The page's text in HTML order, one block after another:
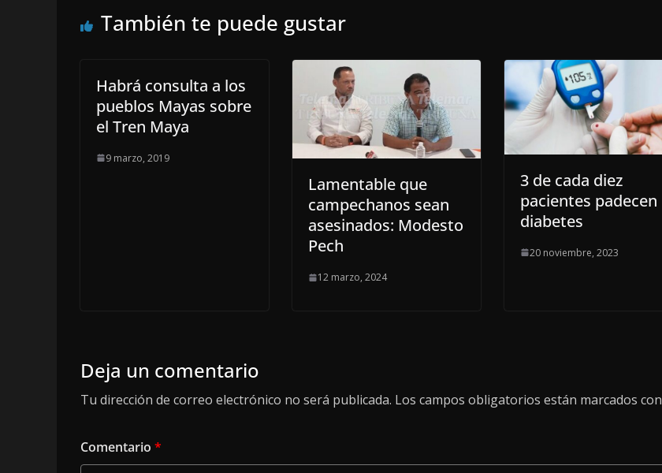
También te puede gustar
Habrá consulta a los
pueblos Mayas sobre
el Tren Maya
9 marzo, 2019
Lamentable que
campechanos sean
asesinados: Modesto
Pech
12 marzo, 2024
3 de cada diez
pacientes padecen
diabetes
20 noviembre, 2023
Deja un comentario
Tu dirección de correo electrónico no será publicada. Los campos obligatorios están marcados con
Comentario *